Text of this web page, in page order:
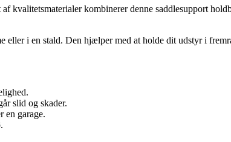
kvalitetsmaterialer kombinerer denne saddlesupport
i en stald. Den hjælper med at holde dit udstyr i
slid og skader.
en garage.